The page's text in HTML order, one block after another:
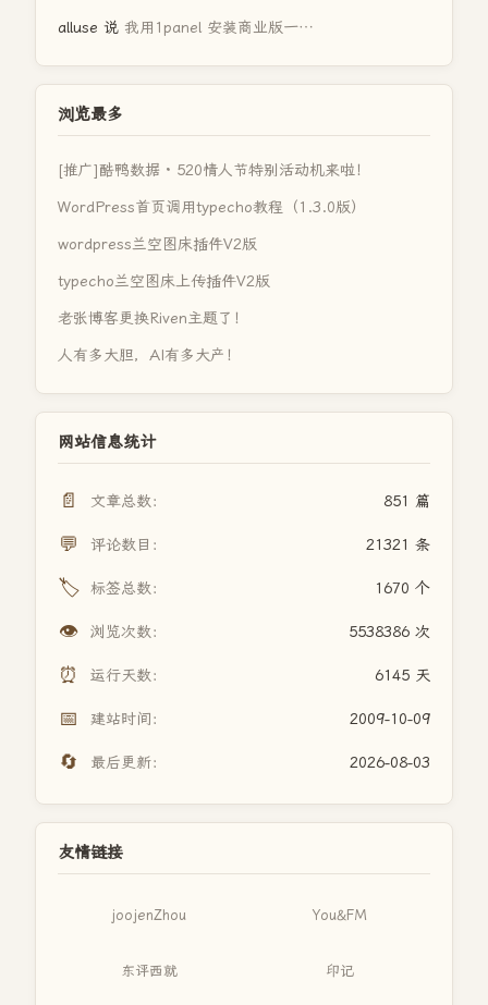
alluse 说 我用1panel 安装商业版一…
浏览最多
[推广]酷鸭数据 · 520情人节特别活动机来啦！
WordPress首页调用typecho教程（1.3.0版）
wordpress兰空图床插件V2版
typecho兰空图床上传插件V2版
老张博客更换Riven主题了！
人有多大胆，AI有多大产！
网站信息统计
📄 文章总数： 851 篇
💬 评论数目： 21321 条
🏷️ 标签总数： 1670 个
👁️ 浏览次数： 5538386 次
⏰ 运行天数： 6145 天
📅 建站时间： 2009-10-09
🔄 最后更新： 2026-08-03
友情链接
joojenZhou You&FM
东评西就 印记